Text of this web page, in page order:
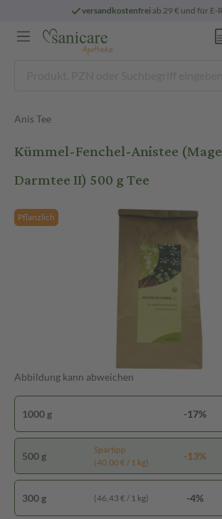
versandkostenfreiab 29 € und für E-
Anis Tee
Kümmel-Fenchel-Anistee
Darmtee II) 500 g Tee
Pflanzlich
Abbildung kann abweichen
1000 g -17%
500 g
Spartipp
(40,00 € / 1 kg)
-13%
300 g (46,43 € / 1 kg) -4%